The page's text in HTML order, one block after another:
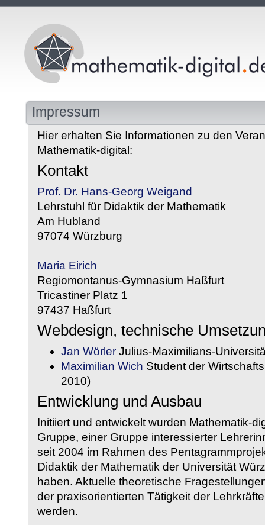
Impressum
Hier erhalten Sie Informationen zu den
Mathematik-digital:
Kontakt
Prof. Dr. Hans-Georg Weigand
Lehrstuhl für Didaktik der Mathematik
Am Hubland
97074 Würzburg
Maria Eirich
Regiomontanus-Gymnasium Haßfurt
Tricastiner Platz 1
97437 Haßfurt
Webdesign, technische
Jan Wörler Julius-Maximilians-
Maximilian Wich Student der
2010)
Entwicklung und Ausbau
Initiiert und entwickelt wurden Mathematik-
Gruppe, einer Gruppe interessierter
seit 2004 im Rahmen des
Didaktik der Mathematik der Universität
haben. Aktuelle theoretische
der praxisorientierten Tätigkeit der
werden.